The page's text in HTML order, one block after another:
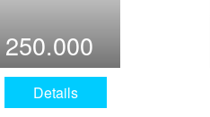
250.000
Details